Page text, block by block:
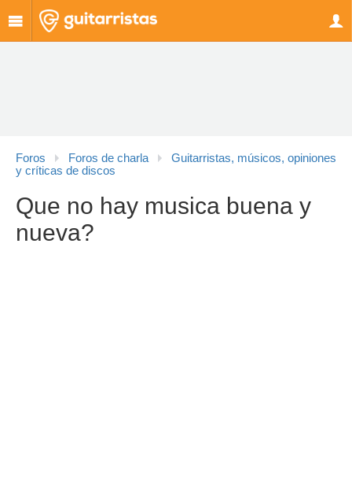
Foros Foros de charla
Guitarristas, músicos, opiniones
y críticas de discos
Que no hay musica buena y
nueva?